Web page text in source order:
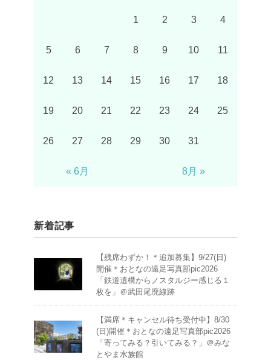
1 2 3 4
5 6 7 8 9 10 11
12 13 14 15 16 17 18
19 20 21 22 23 24 25
26 27 28 29 30 31
« 6月 8月 »
新着記事
【残席わずか！＊追加募集】9/27(日)
開催＊おとなの遠足写真部pic2026
「鉄道遺構からノスタルジー感じる１
枚を」＠武田尾廃線跡
【満席＊キャンセル待ち受付中】8/30
(日)開催＊おとなの遠足写真部pic2026
「寄ってみる？引いてみる？」＠みな
とやま水族館